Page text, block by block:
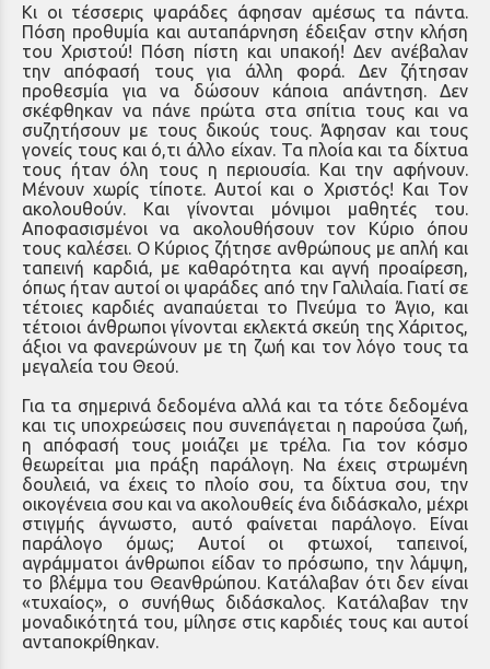
Κι οι τέσσερις ψαράδες άφησαν αμέσως τα πάντα.
Πόση προθυμία και αυταπάρνηση έδειξαν στην κλήση
του Χριστού! Πόση πίστη και υπακοή! Δεν ανέβαλαν
την απόφασή τους για άλλη φορά. Δεν ζήτησαν
προθεσμία για να δώσουν κάποια απάντηση. Δεν
σκέφθηκαν να πάνε πρώτα στα σπίτια τους και να
συζητήσουν με τους δικούς τους. Άφησαν και τους
γονείς τους και ό,τι άλλο είχαν. Τα πλοία και τα δίχτυα
τους ήταν όλη τους η περιουσία. Και την αφήνουν.
Μένουν χωρίς τίποτε. Αυτοί και ο Χριστός! Και Τον
ακολουθούν. Και γίνονται μόνιμοι μαθητές του.
Αποφασισμένοι να ακολουθήσουν τον Κύριο όπου
τους καλέσει. Ο Κύριος ζήτησε ανθρώπους με απλή και
ταπεινή καρδιά, με καθαρότητα και αγνή προαίρεση,
όπως ήταν αυτοί οι ψαράδες από την Γαλιλαία. Γιατί σε
τέτοιες καρδιές αναπαύεται το Πνεύμα το Άγιο, και
τέτοιοι άνθρωποι γίνονται εκλεκτά σκεύη της Χάριτος,
άξιοι να φανερώνουν με τη ζωή και τον λόγο τους τα
μεγαλεία του Θεού.
Για τα σημερινά δεδομένα αλλά και τα τότε δεδομένα
και τις υποχρεώσεις που συνεπάγεται η παρούσα ζωή,
η απόφασή τους μοιάζει με τρέλα. Για τον κόσμο
θεωρείται μια πράξη παράλογη. Να έχεις στρωμένη
δουλειά, να έχεις το πλοίο σου, τα δίχτυα σου, την
οικογένεια σου και να ακολουθείς ένα διδάσκαλο, μέχρι
στιγμής άγνωστο, αυτό φαίνεται παράλογο. Είναι
παράλογο όμως; Αυτοί οι φτωχοί, ταπεινοί,
αγράμματοι άνθρωποι είδαν το πρόσωπο, την λάμψη,
το βλέμμα του Θεανθρώπου. Κατάλαβαν ότι δεν είναι
«τυχαίος», ο συνήθως διδάσκαλος. Κατάλαβαν την
μοναδικότητά του, μίλησε στις καρδιές τους και αυτοί
ανταποκρίθηκαν.